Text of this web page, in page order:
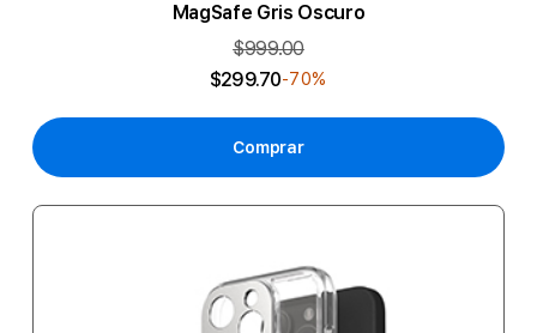
MagSafe Gris Oscuro
$999.00
$299.70-70%
Comprar